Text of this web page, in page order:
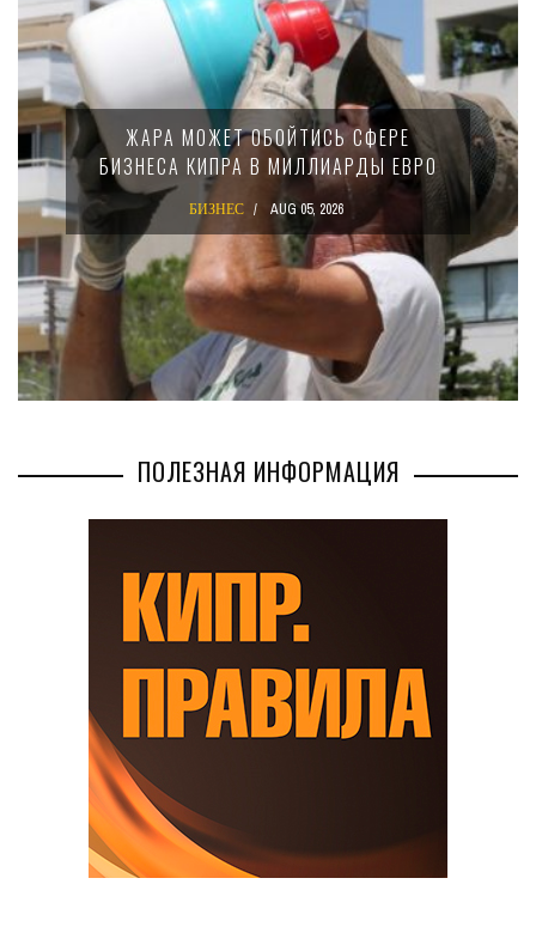
ЖАРА МОЖЕТ ОБОЙТИСЬ СФЕРЕ
БИЗНЕСА КИПРА В МИЛЛИАРДЫ ЕВРО
БИЗНЕС AUG 05, 2026
ПОЛЕЗНАЯ ИНФОРМАЦИЯ